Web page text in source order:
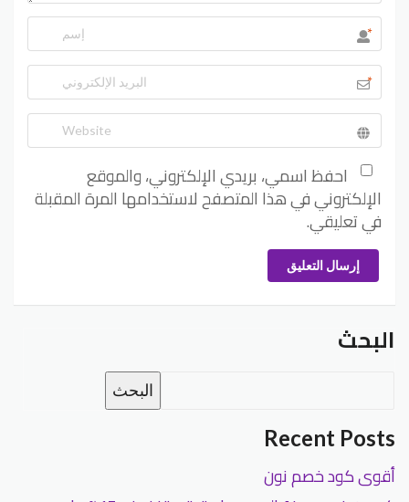
*
*
احفظ اسمي، بريدي الإلكتروني، والموقع
الإلكتروني في هذا المتصفح لاستخدامها المرة المقبلة
في تعليقي.
إرسال التعليق
البحث
البحث
Recent Posts
أقوى كود خصم نون